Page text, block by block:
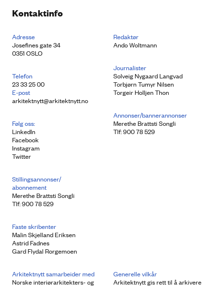
Kontaktinfo
Adresse
Josefines gate 34
0351 OSLO
Telefon
23 33 25 00
E-post
arkitektnytt@arkitektnytt.no
Følg oss:
LinkedIn
Facebook
Instagram
Twitter
Redaktør
Ando Woltmann
Journalister
Solveig Nygaard Langvad
Torbjørn Tumyr Nilsen
Torgeir Holljen Thon
Annonser/bannerannonser
Merethe Brattsti Songli
Tlf: 900 78 529
Stillingsannonser/
abonnement
Merethe Brattsti Songli
Tlf: 900 78 529
Faste skribenter
Malin Skjelland Eriksen
Astrid Fadnes
Gard Flydal Rorgemoen
Arkitektnytt samarbeider med
Norske interiørarkitekters- og
Generelle vilkår
Arkitektnytt gis rett til å arkivere